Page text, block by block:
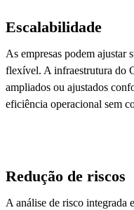
Escalabilidade
As empresas podem ajustar
flexível. A infraestrutura do
ampliados ou ajustados
eficiência operacional sem
Redução de riscos
A análise de risco integrada